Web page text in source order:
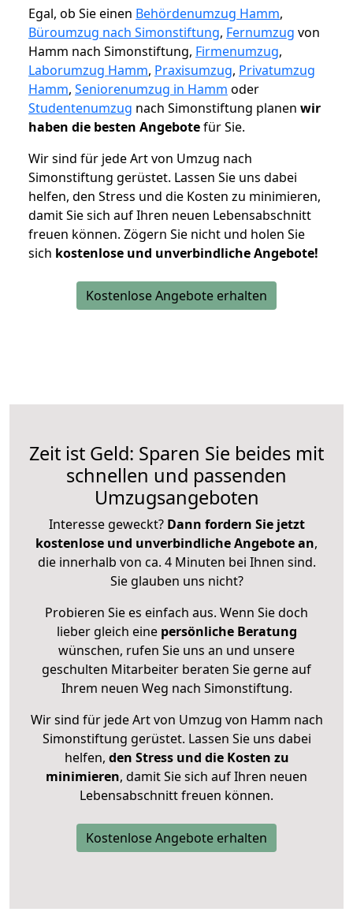
Egal, ob Sie einen Behördenumzug Hamm,
Büroumzug nach Simonstiftung, Fernumzug von
Hamm nach Simonstiftung, Firmenumzug,
Laborumzug Hamm, Praxisumzug, Privatumzug
Hamm, Seniorenumzug in Hamm oder
Studentenumzug nach Simonstiftung planen wir
haben die besten Angebotefür Sie.
Wir sind für jede Art von Umzug nach
Simonstiftung gerüstet. Lassen Sie uns dabei
helfen, den Stress und die Kosten zu minimieren,
damit Sie sich auf Ihren neuen Lebensabschnitt
freuen können. Zögern Sie nicht und holen Sie
sich kostenlose und unverbindliche Angebote!
Kostenlose Angebote erhalten
Zeit ist Geld: Sparen Sie beides mit
schnellen und passenden
Umzugsangeboten
Interesse geweckt? Dann fordern Sie jetzt
kostenlose und unverbindliche Angebote an,
die innerhalb von ca. 4 Minuten bei Ihnen sind.
Sie glauben uns nicht?
Probieren Sie es einfach aus. Wenn Sie doch
lieber gleich eine persönliche Beratung
wünschen, rufen Sie uns an und unsere
geschulten Mitarbeiter beraten Sie gerne auf
Ihrem neuen Weg nach Simonstiftung.
Wir sind für jede Art von Umzug von Hamm nach
Simonstiftung gerüstet. Lassen Sie uns dabei
helfen, den Stress und die Kosten zu
minimieren, damit Sie sich auf Ihren neuen
Lebensabschnitt freuen können.
Kostenlose Angebote erhalten